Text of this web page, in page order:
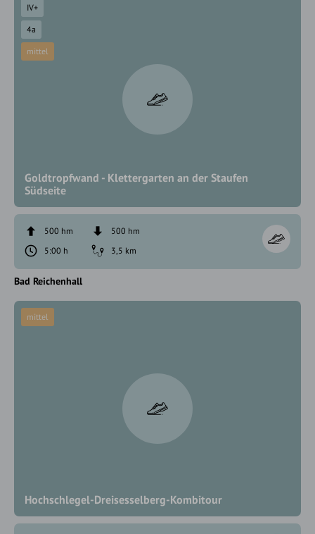
Goldtropfwand - Klettergarten an der Staufen
Südseite
IV+
4a
mittel
500 hm
500 hm
5:00 h
3,5 km
Bad Reichenhall
Hochschlegel-Dreisesselberg-Kombitour
mittel